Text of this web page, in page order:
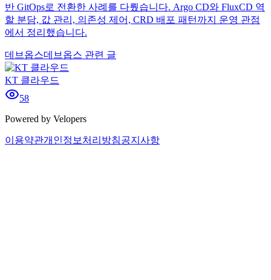
반 GitOps로 전환한 사례를 다뤘습니다. Argo CD와 FluxCD 역
할 분담, 값 관리, 의존성 제어, CRD 배포 패턴까지 운영 관점
에서 정리했습니다.
데브옵스데브옵스 관련 글
KT 클라우드
58
Powered by Velopers
이용약관개인정보처리방침공지사항